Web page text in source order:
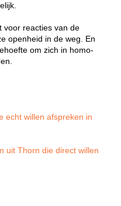
voor reacties van de
openheid in de weg. En
om zich in homo-
echt willen afspreken in
uit Thorn die direct willen